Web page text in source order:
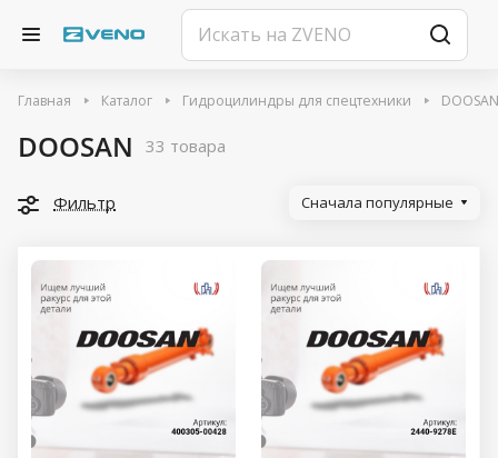
Главная Каталог Гидроцилиндры для спецтехники DOOSAN
DOOSAN 33 товара
Фильтр Сначала популярные